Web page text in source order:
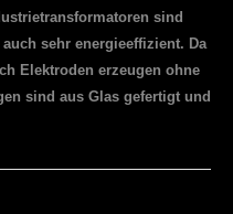
sind
sehr energieeffizient. Da
Elektroden erzeugen ohne
sind aus Glas gefertigt und